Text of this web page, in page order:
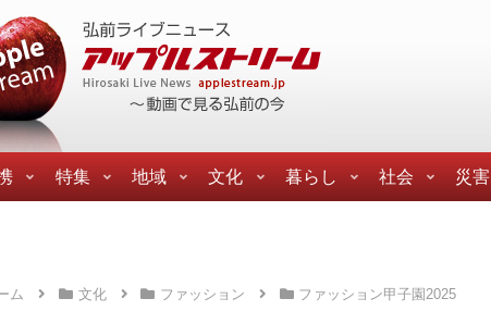
特集 地域 文化 暮らし 社会 災害
ム 文化 ファッション ファッション甲子園2025